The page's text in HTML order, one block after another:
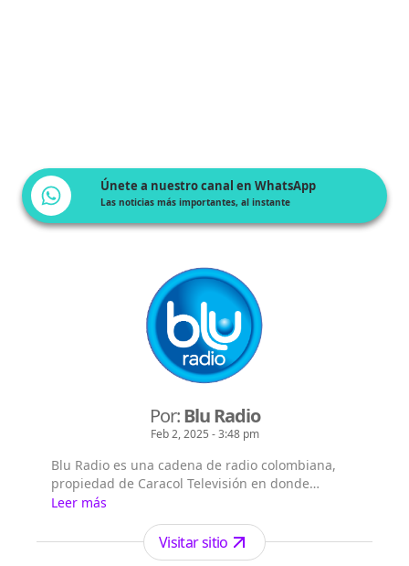
Únete a nuestro canal en WhatsApp
Las noticias más importantes, al instante
Por:Blu Radio
Feb 2, 2025 - 3:48 pm
Blu Radio es una cadena de radio colombiana,
propiedad de Caracol Televisión en donde
encontrará las noticias de Colombia y el mundo
sobre deportes, actualidad, tecnología, política,
fútbol.
Leer más
Visitar sitio